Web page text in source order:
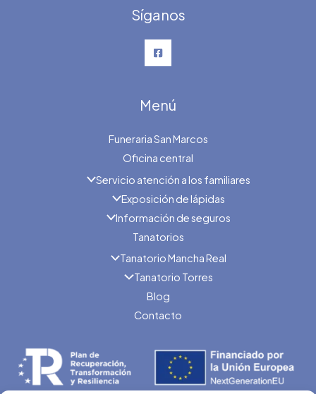
Síganos
Menú
Funeraria San Marcos
Oficina central
Servicio atención a los familiares
Exposición de lápidas
Información de seguros
Tanatorios
Tanatorio Mancha Real
Tanatorio Torres
Blog
Contacto